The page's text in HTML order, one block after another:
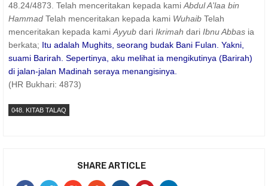
48.24/4873. Telah menceritakan kepada kami Abdul A'laa bin
Hammad Telah menceritakan kepada kami Wuhaib Telah
menceritakan kepada kami Ayyub dari Ikrimah dari Ibnu Abbas ia
berkata; Itu adalah Mughits, seorang budak Bani Fulan. Yakni,
suami Barirah. Sepertinya, aku melihat ia mengikutinya (Barirah)
di jalan-jalan Madinah seraya menangisinya.
(HR Bukhari: 4873)
048. KITAB TALAQ
SHARE ARTICLE